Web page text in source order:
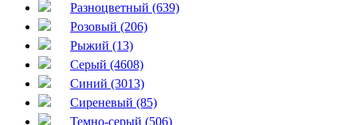
Разноцветный (639)
Розовый (206)
Рыжий (13)
Серый (4608)
Синий (3013)
Сиреневый (85)
Темно-серый (506)